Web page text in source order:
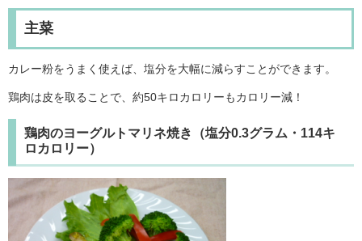
主菜
カレー粉をうまく使えば、塩分を大幅に減らすことができます。
鶏肉は皮を取ることで、約50キロカロリーもカロリー減！
鶏肉のヨーグルトマリネ焼き（塩分0.3グラム・114キ
ロカロリー）